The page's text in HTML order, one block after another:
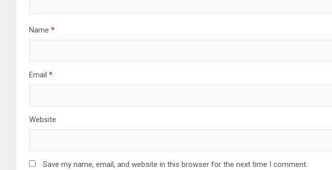
Name *
Email *
Website
Save my name, email, and website in this browser for the next time I comment.